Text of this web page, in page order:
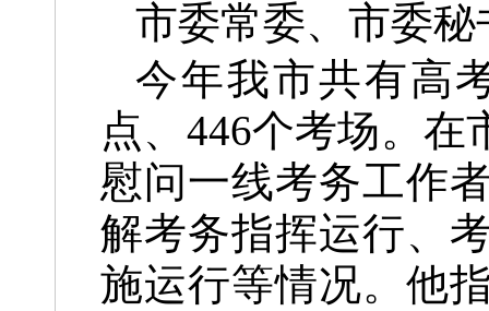
市委常委、市委
今年我市共有高
点、446个考场。
慰问一线考务工作
解考务指挥运行、
施运行等情况。他